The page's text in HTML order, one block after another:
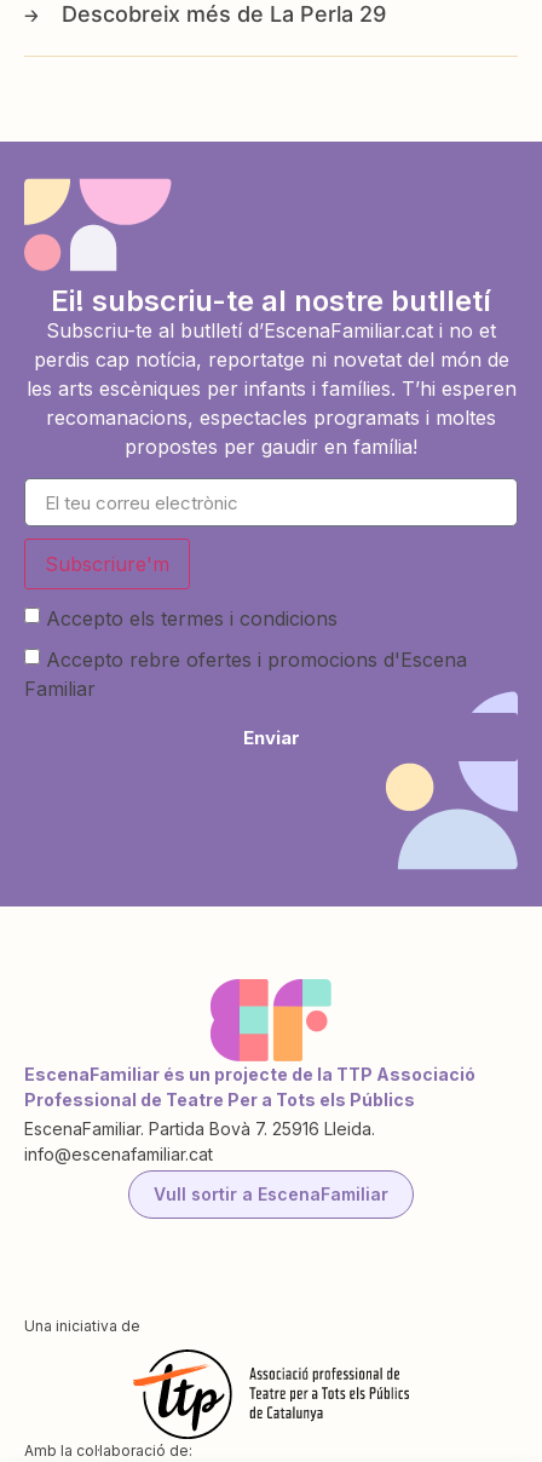
La Perla 29
Ei! subscriu-te al nostre butlletí
Subscriu-te al butlletí d’EscenaFamiliar.cat i no et
perdis cap notícia, reportatge ni novetat del món de
les arts escèniques per infants i famílies. T’hi esperen
recomanacions, espectacles programats i moltes
propostes per gaudir en família!
Subscriure'm
Accepto els termes i condicions
Accepto rebre ofertes i promocions d'Escena
Familiar
Enviar
EscenaFamiliar és un projecte de la TTP Associació
Professional de Teatre Per a Tots els Públics
EscenaFamiliar. Partida Bovà 7. 25916 Lleida.
info@escenafamiliar.cat
Vull sortir a EscenaFamiliar
Una iniciativa de
Amb la col·laboració de: